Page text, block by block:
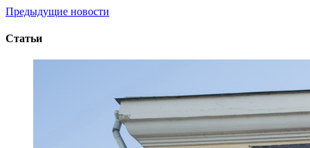
Предыдущие новости
Статьи